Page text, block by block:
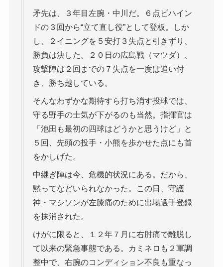
矛先は、３年目左腕・中川だ。６点ビハイン
ドの３回から“立て直し役”として登板。しか
し、２イニングを５安打３失点と引きずり、
勝負は決した。２０日の広島戦（マツダ）、
攻撃陣は２回までの７失点を一度は追い付
き、勝ち越している。
そんなわずかな期待すら打ち消す投球では、
守る野手の士気が下がるのも当然。指揮官は
「池田も最初の四球はどうかと思うけど」と
５回、先頭の投手・小熊を歩かせた点にも首
をかしげた。
中継ぎ陣は今、危機的状況にある。だから、
黙ってなどいられなかった。この日、守護
神・マシソンが左膝痛のために出場選手登録
を抹消された。
けがに限ると、１２年７月に右肘痛で離脱し
て以来の緊急事態である。カミネロも２軍調
整中で、右腕のコンディション不良も重なっ